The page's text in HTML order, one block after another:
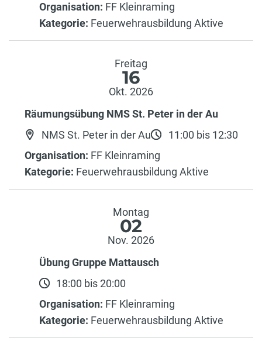
Organisation: FF Kleinraming
Kategorie: Feuerwehrausbildung Aktive
Freitag
16
Okt. 2026
Räumungsübung NMS St. Peter in der Au
NMS St. Peter in der Au
11:00 bis 12:30
Organisation: FF Kleinraming
Kategorie: Feuerwehrausbildung Aktive
Montag
02
Nov. 2026
Übung Gruppe Mattausch
18:00 bis 20:00
Organisation: FF Kleinraming
Kategorie: Feuerwehrausbildung Aktive